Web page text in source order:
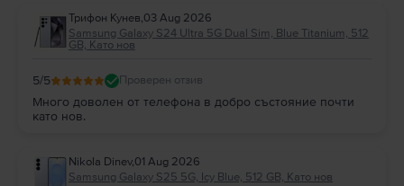
Трифон Кунев,03 Aug 2026
Samsung Galaxy S24 Ultra 5G Dual Sim, Blue Titanium, 512
GB, Като нов
5/5 Проверен отзив
Много доволен от телефона в добро състояние почти
като нов.
Nikola Dinev,01 Aug 2026
Samsung Galaxy S25 5G, Icy Blue, 512 GB, Като нов